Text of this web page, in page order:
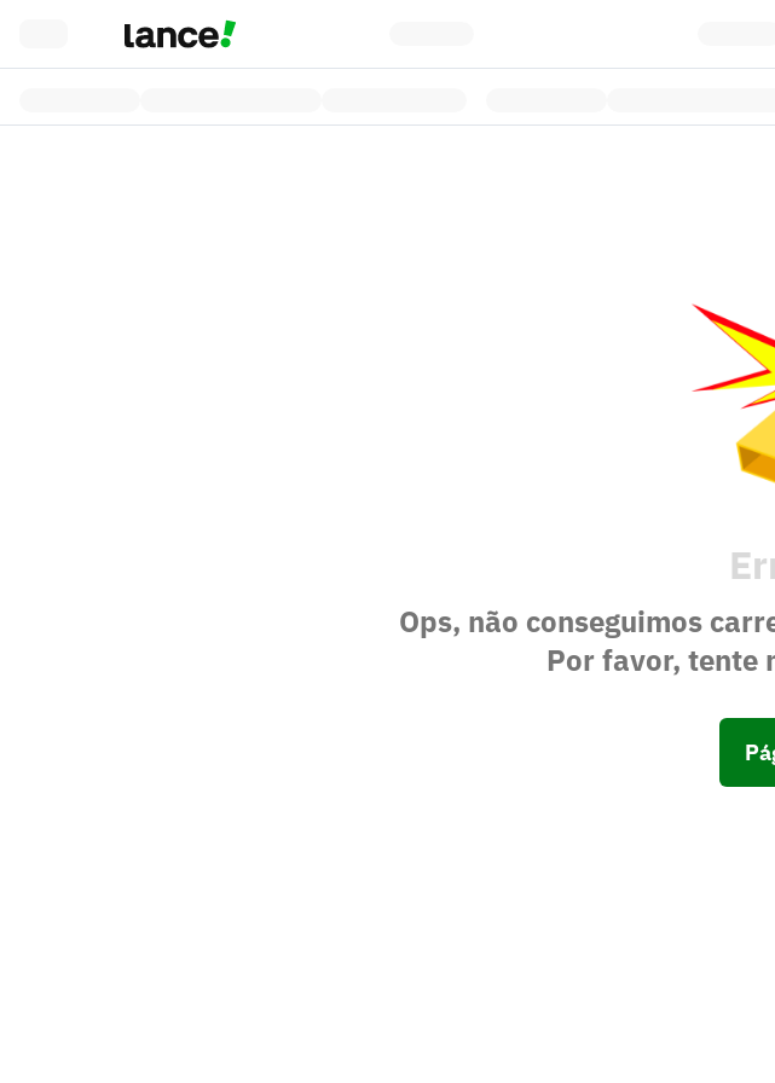
Ops, não conseguimos
Por favor, tente